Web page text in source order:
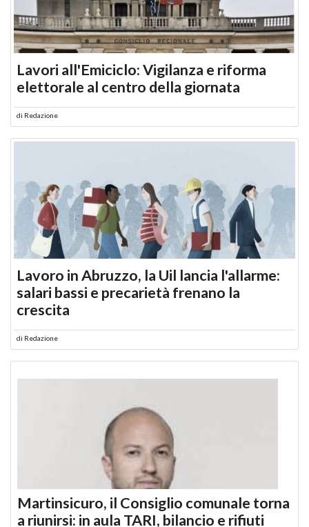
Lavori all'Emiciclo: Vigilanza e riforma
elettorale al centro della giornata
di Redazione
Lavoro in Abruzzo, la Uil lancia l'allarme:
salari bassi e precarietà frenano la
crescita
di Redazione
Martinsicuro, il Consiglio comunale torna
a riunirsi: in aula TARI, bilancio e rifiuti